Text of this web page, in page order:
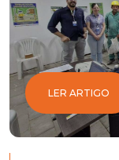
LER ARTIGO